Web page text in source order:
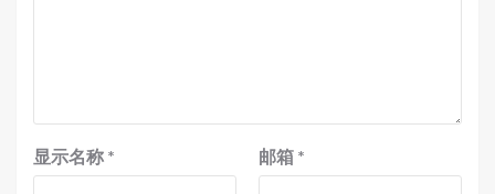
显示名称 * 邮箱 *